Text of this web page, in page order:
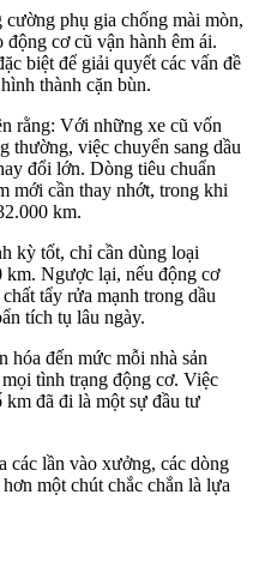
phụ gia chống mài mòn,
động cơ cũ vận hành êm ái.
biệt để giải quyết các vấn đề
thành cặn bùn.
rằng: Với những xe cũ vốn
thường, việc chuyển sang dầu
đổi lớn. Dòng tiêu chuẩn
mới cần thay nhớt, trong khi
km.
kỳ tốt, chỉ cần dùng loại
km. Ngược lại, nếu động cơ
tẩy rửa mạnh trong dầu
tích tụ lâu ngày.
hóa đến mức mỗi nhà sản
tình trạng động cơ. Việc
km đã đi là một sự đầu tư
các lần vào xưởng, các dòng
một chút chắc chắn là lựa